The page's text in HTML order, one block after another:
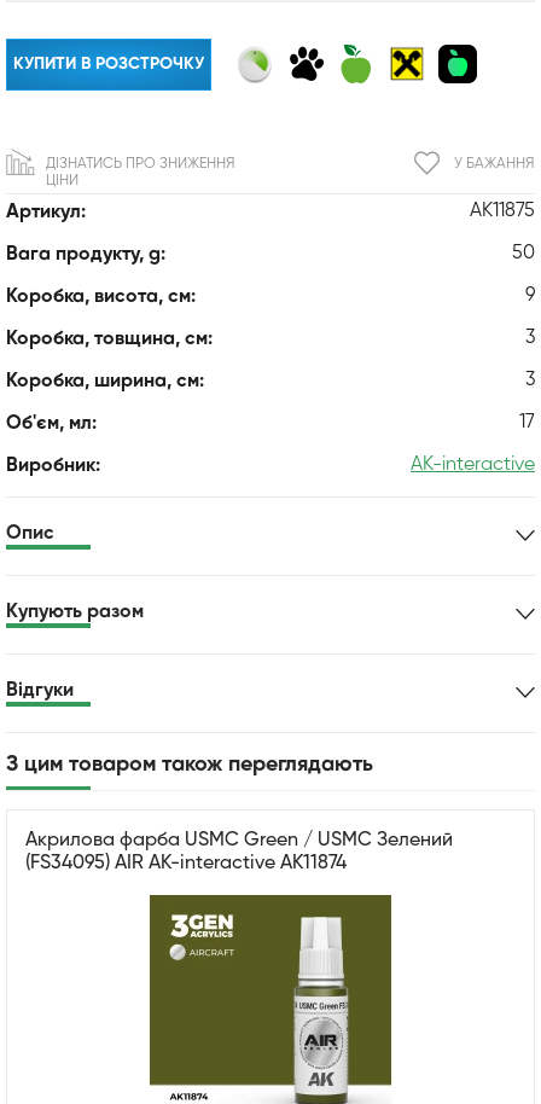
Артикул: AK11875
Вага продукту, g: 50
Коробка, висота, см: 9
Коробка, товщина, см: 3
Коробка, ширина, см: 3
Об'єм, мл: 17
Виробник: AK-interactive
КУПИТИ В РОЗСТРОЧКУ
У БАЖАННЯ
ДІЗНАТИСЬ ПРО ЗНИЖЕННЯ
ЦІНИ
Опис
Купують разом
Відгуки
З цим товаром також переглядають
Акрилова фарба USMC Green / USMC Зелений
(FS34095) AIR АК-interactive AK11874